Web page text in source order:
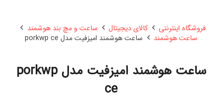
فروشگاه اینترنتی کالای دیجیتال
ساعت و مچ بند هوشمند
ساعت هوشمند
ساعت هوشمند امیزفیت مدل porkwp ce
ساعت هوشمند امیزفیت مدل porkwp
ce